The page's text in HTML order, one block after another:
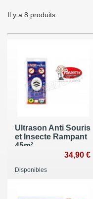
Il y a 8 produits.
Ultrason Anti Souris
et Insecte Rampant
45m²
34,90 €
Disponibles